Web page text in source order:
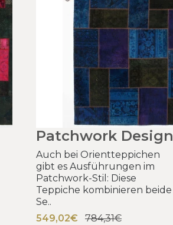
Patchwork Design
Auch bei Orientteppichen
gibt es Ausführungen im
Patchwork-Stil: Diese
Teppiche kombinieren beide
Se..
549,02€
784,31€